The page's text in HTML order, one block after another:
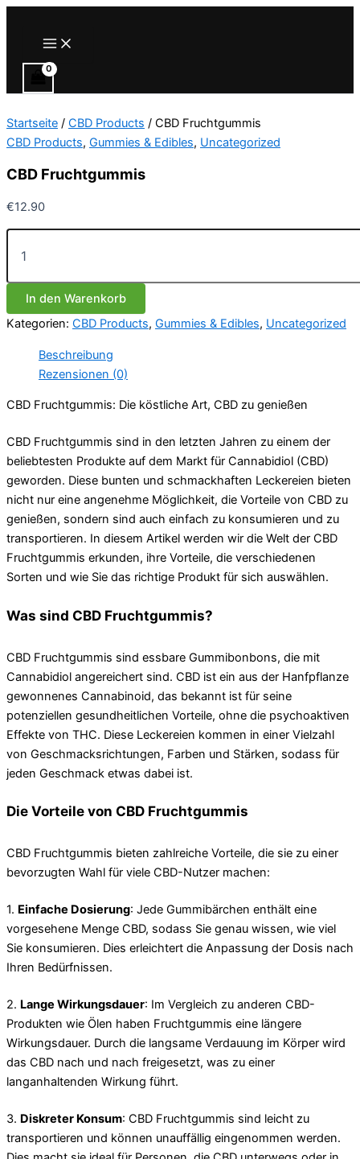
Main
Menu
Startseite / CBD Products / CBD Fruchtgummis
CBD Products, Gummies & Edibles, Uncategorized
CBD Fruchtgummis
€12.90
CBD
Fruchtgummis
In den Warenkorb
Kategorien: CBD Products, Gummies & Edibles, Uncategorized
Beschreibung
Rezensionen (0)
CBD Fruchtgummis: Die köstliche Art, CBD zu genießen
CBD Fruchtgummis sind in den letzten Jahren zu einem der
beliebtesten Produkte auf dem Markt für Cannabidiol (CBD)
geworden. Diese bunten und schmackhaften Leckereien bieten
nicht nur eine angenehme Möglichkeit, die Vorteile von CBD zu
genießen, sondern sind auch einfach zu konsumieren und zu
transportieren. In diesem Artikel werden wir die Welt der CBD
Fruchtgummis erkunden, ihre Vorteile, die verschiedenen
Sorten und wie Sie das richtige Produkt für sich auswählen.
Was sind CBD Fruchtgummis?
CBD Fruchtgummis sind essbare Gummibonbons, die mit
Cannabidiol angereichert sind. CBD ist ein aus der Hanfpflanze
gewonnenes Cannabinoid, das bekannt ist für seine
potenziellen gesundheitlichen Vorteile, ohne die psychoaktiven
Effekte von THC. Diese Leckereien kommen in einer Vielzahl
von Geschmacksrichtungen, Farben und Stärken, sodass für
jeden Geschmack etwas dabei ist.
Die Vorteile von CBD Fruchtgummis
CBD Fruchtgummis bieten zahlreiche Vorteile, die sie zu einer
bevorzugten Wahl für viele CBD-Nutzer machen:
1. Einfache Dosierung: Jede Gummibärchen enthält eine
vorgesehene Menge CBD, sodass Sie genau wissen, wie viel
Sie konsumieren. Dies erleichtert die Anpassung der Dosis nach
Ihren Bedürfnissen.
2. Lange Wirkungsdauer: Im Vergleich zu anderen CBD-
Produkten wie Ölen haben Fruchtgummis eine längere
Wirkungsdauer. Durch die langsame Verdauung im Körper wird
das CBD nach und nach freigesetzt, was zu einer
langanhaltenden Wirkung führt.
3. Diskreter Konsum: CBD Fruchtgummis sind leicht zu
transportieren und können unauffällig eingenommen werden.